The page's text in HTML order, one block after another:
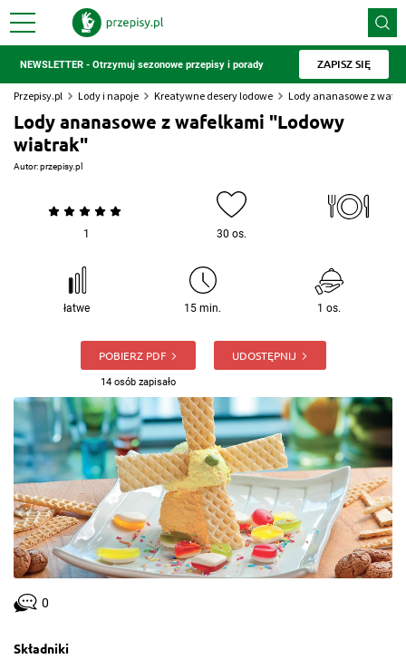
NEWSLETTER - Otrzymuj sezonowe przepisy i porady ZAPISZ SIĘ
Przepisy.pl Lody i napoje Kreatywne desery lodowe Lody ananasowe z
Lody ananasowe z wafelkami "Lodowy
wiatrak"
Autor:przepisy.pl
1 30 os.
łatwe 15 min. 1 os.
POBIERZ PDF
14 osób zapisało
UDOSTĘPNIJ
0
Składniki